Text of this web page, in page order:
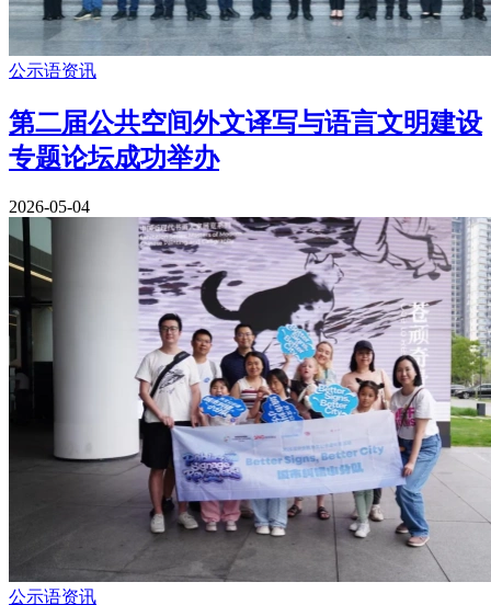
公示语资讯
第二届公共空间外文译写与语言文明建设
专题论坛成功举办
2026-05-04
公示语资讯